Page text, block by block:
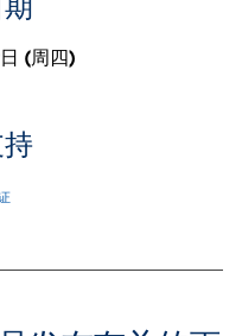
(周四)